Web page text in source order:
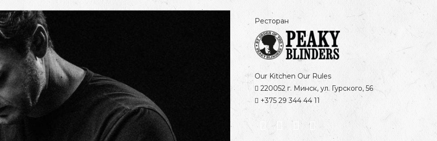
Ресторан
Our Kitchen Our Rules
220052 г. Минск, ул. Гурского, 56
+375 29 344 44 11